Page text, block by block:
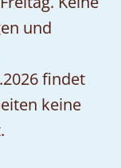
und
findet
keine